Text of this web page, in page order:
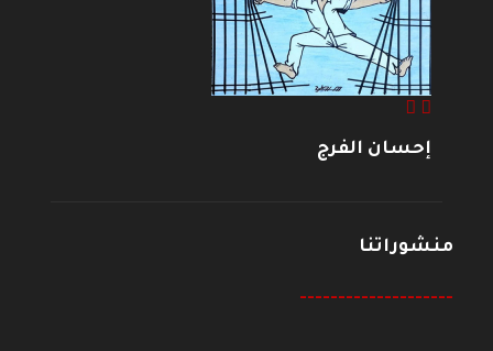
إحسان الفرج
منشوراتنا
--------------------